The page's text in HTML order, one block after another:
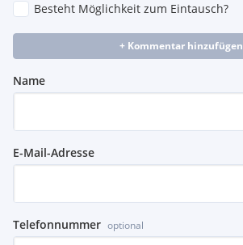
Besteht Möglichkeit zum Eintausch?
+ Kommentar hinzufügen
Name
E-Mail-Adresse
Telefonnummer optional